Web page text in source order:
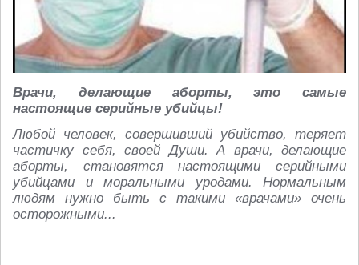
Врачи, делающие аборты, это самые
настоящие серийные убийцы!
Любой человек, совершивший убийство, теряет
частичку себя, своей Души. А врачи, делающие
аборты, становятся настоящими серийными
убийцами и моральными уродами. Нормальным
людям нужно быть с такими «врачами» очень
осторожными...